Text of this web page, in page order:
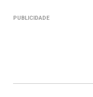
PUBLICIDADE